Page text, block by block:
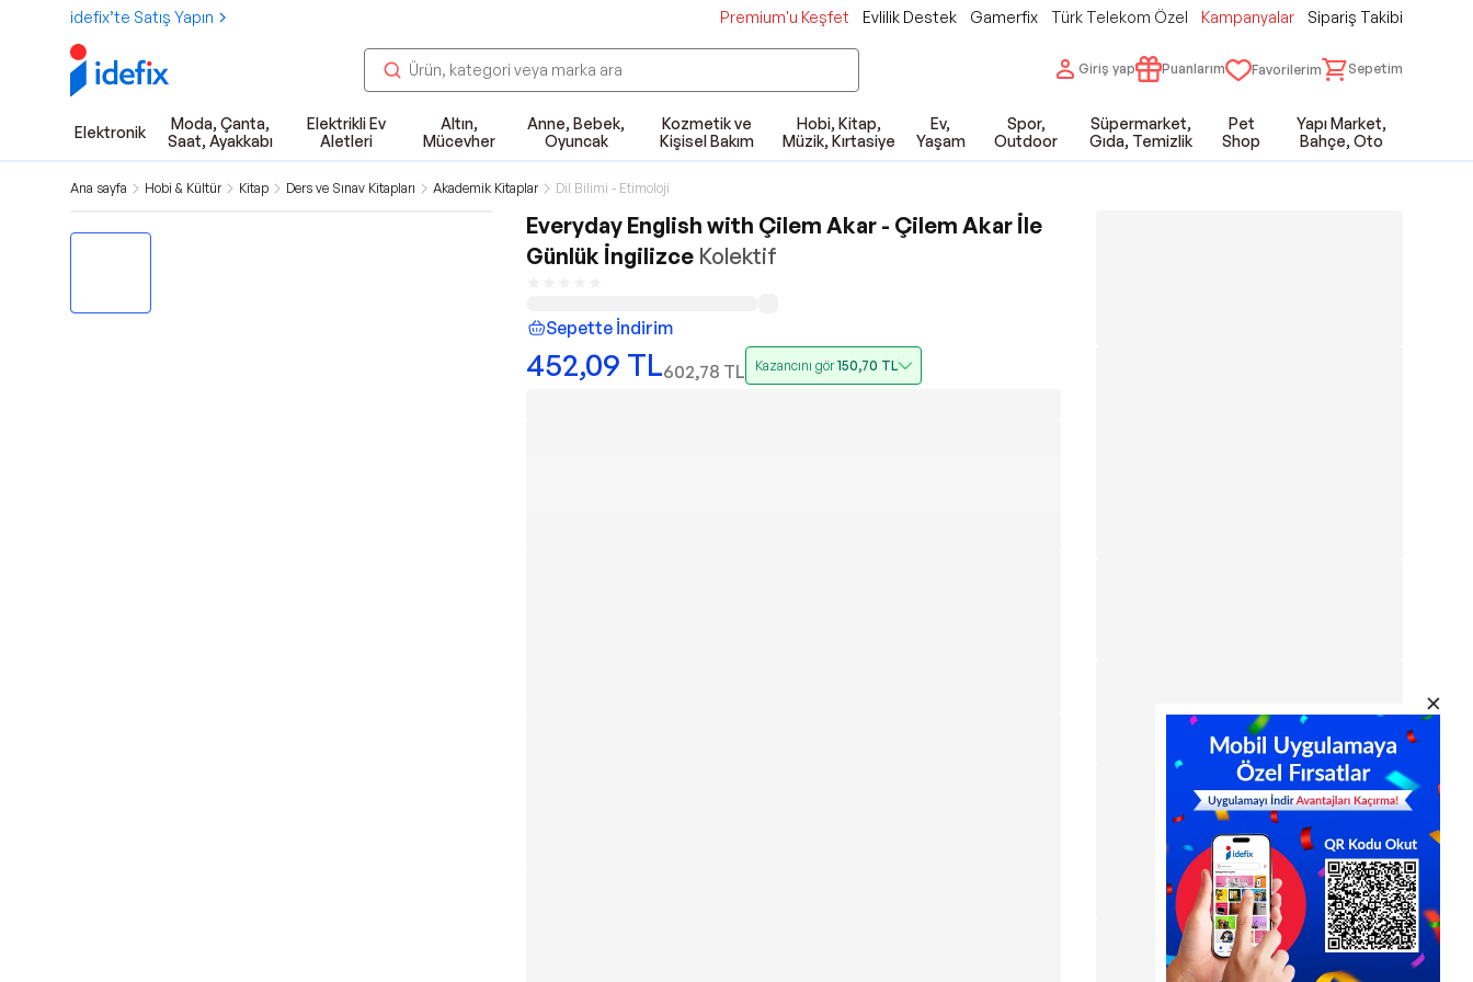
idefix’te Satış Yapın Premium'u Keşfet Evlilik Destek Gamerfix Türk Telekom Özel Kampanyalar Sipariş Takibi
Giriş yap Puanlarım Favorilerim Sepetim
Elektronik
Moda, Çanta,
Saat, Ayakkabı
Elektrikli Ev
Aletleri
Altın,
Mücevher
Anne, Bebek,
Oyuncak
Kozmetik ve
Kişisel Bakım
Hobi, Kitap,
Müzik, Kırtasiye
Ev,
Yaşam
Spor,
Outdoor
Süpermarket,
Gıda, Temizlik
Pet
Shop
Yapı Market,
Bahçe, Oto
Ana sayfa Hobi & Kültür Kitap Ders ve Sınav Kitapları Akademik Kitaplar Dil Bilimi - Etimoloji
Everyday English with Çilem Akar - Çilem Akar İle
Günlük İngilizce Kolektif
Sepette İndirim
452,09 TL602,78 TL Kazancını gör150,70 TL